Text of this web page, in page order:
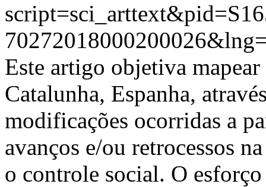
Este artigo objetiva
Catalunha, Espanha,
modificações ocorridas a
avanços e/ou retrocessos
o controle social. O